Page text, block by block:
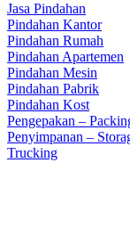
Jasa Pindahan
Pindahan Kantor
Pindahan Rumah
Pindahan Apartemen
Pindahan Mesin
Pindahan Pabrik
Pindahan Kost
Pengepakan –
Penyimpanan –
Trucking